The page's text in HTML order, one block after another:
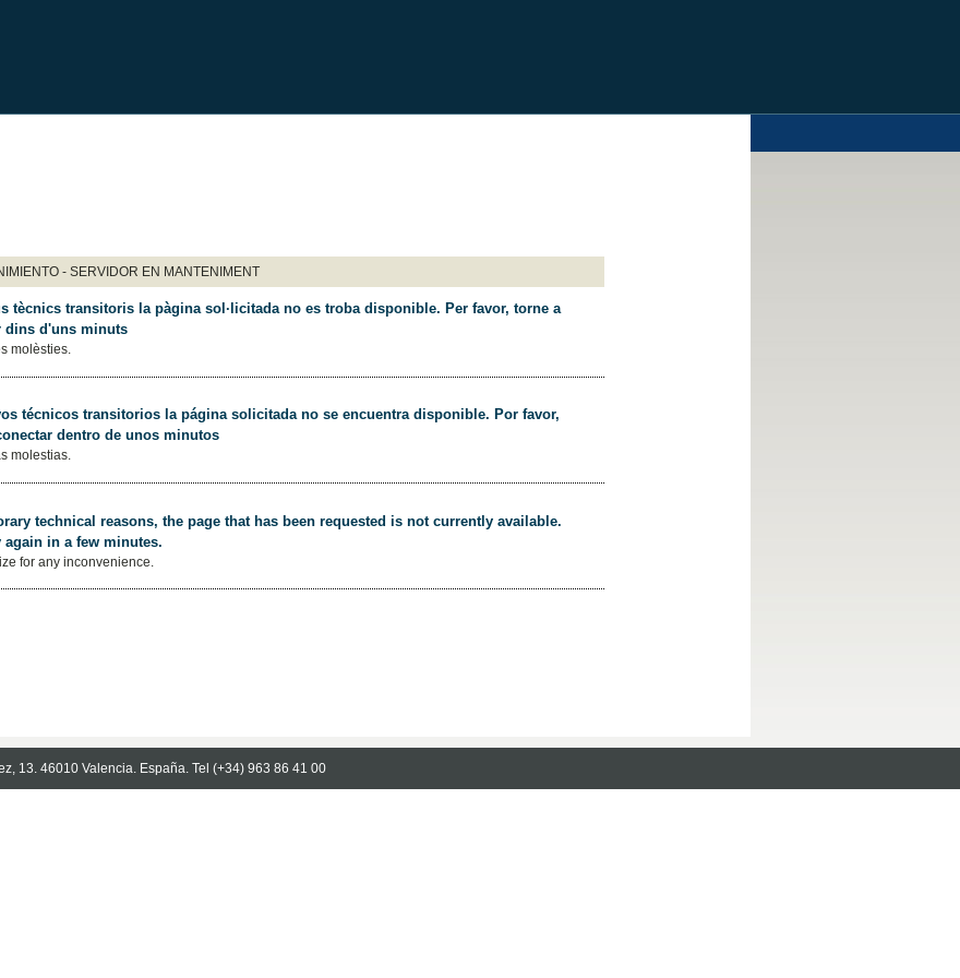
- SERVIDOR EN MANTENIMENT
tècnics transitoris la pàgina sol·licitada no es troba disponible. Per favor, torne a
dins d'uns minuts
molèsties.
técnicos transitorios la página solicitada no se encuentra disponible. Por favor,
dentro de unos minutos
molestias.
technical reasons, the page that has been requested is not currently available.
again in a few minutes.
for any inconvenience.
13. 46010 Valencia. España. Tel (+34) 963 86 41 00